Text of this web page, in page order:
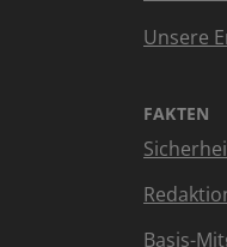
Unsere
FAKTEN
Basis-